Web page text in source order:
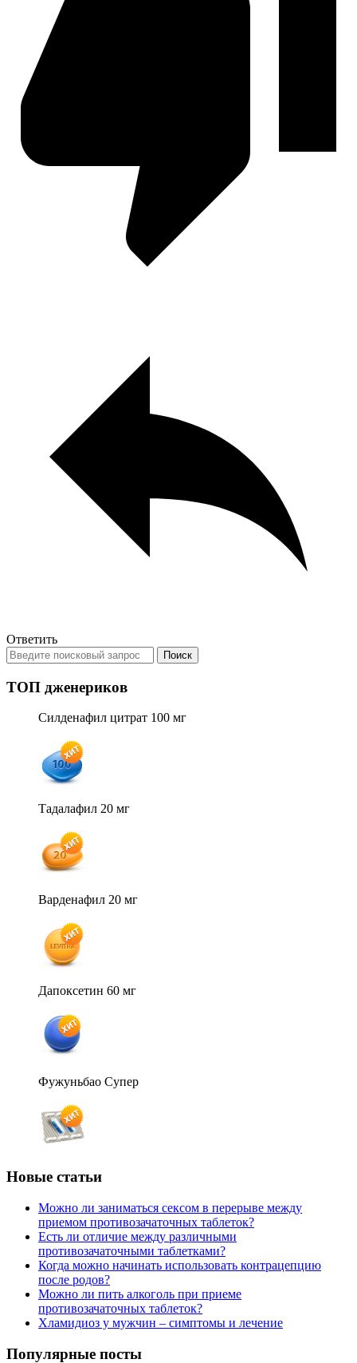
Ответить
ТОП дженериков
Силденафил цитрат 100 мг
Тадалафил 20 мг
Варденафил 20 мг
Дапоксетин 60 мг
Фужуньбао Супер
Новые статьи
Можно ли заниматься сексом в перерыве между
приемом противозачаточных таблеток?
Есть ли отличие между различными
противозачаточными таблетками?
Когда можно начинать использовать контрацепцию
после родов?
Можно ли пить алкоголь при приеме
противозачаточных таблеток?
Хламидиоз у мужчин – симптомы и лечение
Популярные посты